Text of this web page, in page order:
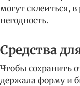
могут склеиться,
негодность.
Средства
Чтобы сохранить
держала форму и